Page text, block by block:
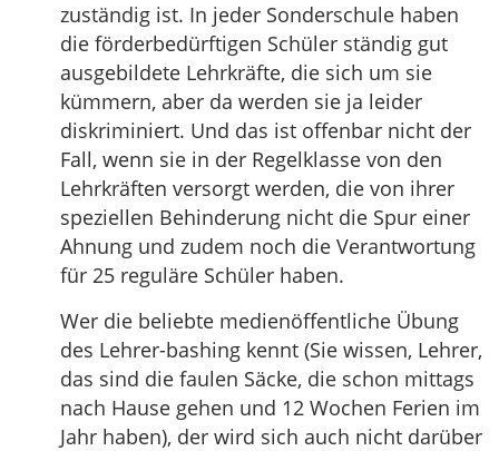
zuständig ist. In jeder Sonderschule haben
die förderbedürftigen Schüler ständig gut
ausgebildete Lehrkräfte, die sich um sie
kümmern, aber da werden sie ja leider
diskriminiert. Und das ist offenbar nicht der
Fall, wenn sie in der Regelklasse von den
Lehrkräften versorgt werden, die von ihrer
speziellen Behinderung nicht die Spur einer
Ahnung und zudem noch die Verantwortung
für 25 reguläre Schüler haben.
Wer die beliebte medienöffentliche Übung
des Lehrer-bashing kennt (Sie wissen, Lehrer,
das sind die faulen Säcke, die schon mittags
nach Hause gehen und 12 Wochen Ferien im
Jahr haben), der wird sich auch nicht darüber